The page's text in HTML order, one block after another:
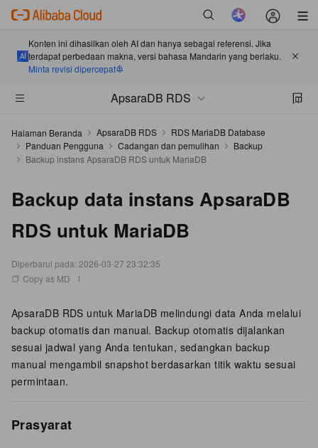
Konten ini dihasilkan oleh AI dan hanya sebagai referensi. Jika
terdapat perbedaan makna, versi bahasa Mandarin yang berlaku.
Minta revisi dipercepat
ApsaraDB RDS
Halaman Beranda ApsaraDB RDS
RDS MariaDB Database
Panduan Pengguna
Cadangan dan pemulihan
Backup
Backup instans ApsaraDB RDS untuk MariaDB
Backup data instans ApsaraDB
RDS untuk MariaDB
Diperbarui pada: 2026-03-27 23:32:35
Copy as MD
ApsaraDB RDS untuk MariaDB melindungi data Anda melalui
backup otomatis dan manual. Backup otomatis dijalankan
sesuai jadwal yang Anda tentukan, sedangkan backup
manual mengambil snapshot berdasarkan titik waktu sesuai
permintaan.
Prasyarat